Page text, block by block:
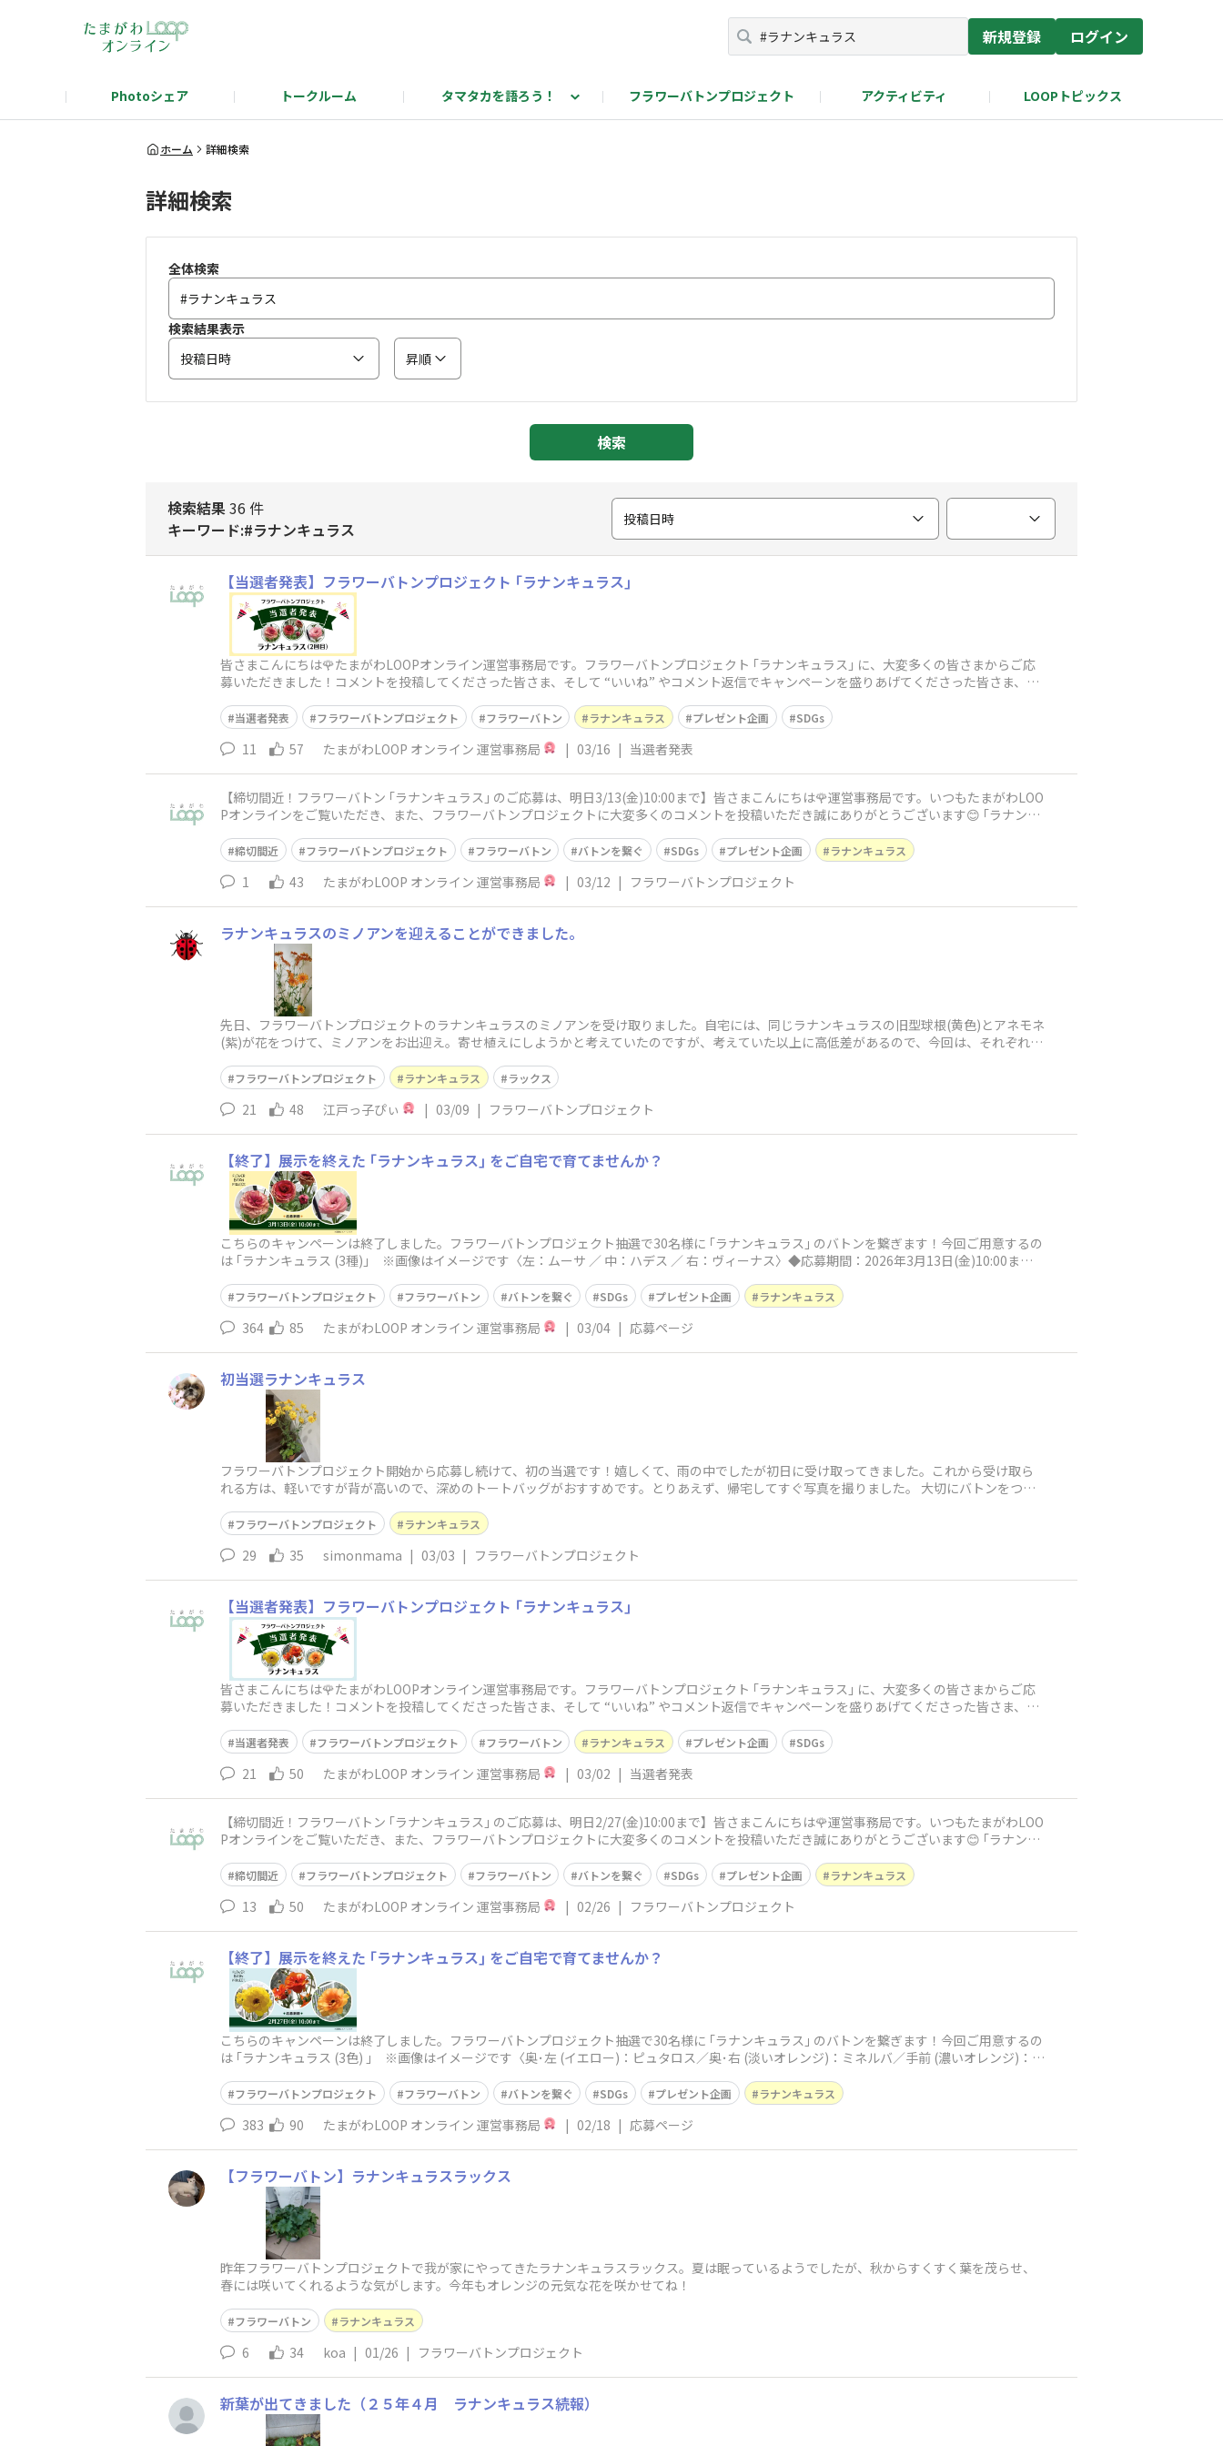
新規登録 ログイン
Photoシェア トークルーム タマタカを語ろう！
タマタカを語ろう！テーマ発表
フラワーバトンプロジェクト アクティビティ LOOPトピックス
ホーム 詳細検索
詳細検索
全体検索
検索結果表示
投稿日時
昇順
検索
検索結果36 件
キーワード:#ラナンキュラス
投稿日時
【当選者発表】フラワーバトンプロジェクト ｢ラナンキュラス｣
皆さまこんにちは🌹たまがわLOOPオンライン運営事務局です。フラワーバトンプロジェクト ｢ラナンキュラス｣ に、大変多くの皆さまからご応
募いただきました！​コメントを投稿してくださった皆さま、そして “いいね” やコメント返信でキャンペーンを盛りあげてくださった皆さま、本
当選者発表 フラワーバトンプロジェクト フラワーバトン ラナンキュラス プレゼント企画 SDGs
11 57 たまがわLOOP オンライン 運営事務局 | 03/16 | 当選者発表
【締切間近！フラワーバトン ｢ラナンキュラス｣ のご応募は、明日3/13(金)10:00まで】皆さまこんにちは🌹運営事務局です。いつもたまがわLOO
Pオンラインをご覧いただき、また、フラワーバトンプロジェクトに大変多くのコメントを投稿いただき誠にありがとうございます😊 ｢ラナンキ
締切間近 フラワーバトンプロジェクト フラワーバトン バトンを繋ぐ SDGs プレゼント企画 ラナンキュラス
1 43 たまがわLOOP オンライン 運営事務局 | 03/12 | フラワーバトンプロジェクト
ラナンキュラスのミノアンを迎えることができました。
先日、フラワーバトンプロジェクトのラナンキュラスのミノアンを受け取りました。自宅には、同じラナンキュラスの旧型球根(黄色)とアネモネ
(紫)が花をつけて、ミノアンをお出迎え。寄せ植えにしようかと考えていたのですが、考えていた以上に高低差があるので、今回は、それぞれ別
フラワーバトンプロジェクト ラナンキュラス ラックス
21 48 江戸っ子ぴぃ | 03/09 | フラワーバトンプロジェクト
【終了】展示を終えた ｢ラナンキュラス｣ をご自宅で育てませんか？
こちらのキャンペーンは終了しました。フラワーバトンプロジェクト抽選で30名様に ｢ラナンキュラス｣ のバトンを繋ぎます！今回ご用意するの
は ｢ラナンキュラス (3種)｣ ※画像はイメージです〈左：ムーサ ／ 中：ハデス ／ 右：ヴィーナス〉◆応募期間：2026年3月13日(金)10:00まで
フラワーバトンプロジェクト フラワーバトン バトンを繋ぐ SDGs プレゼント企画 ラナンキュラス
364 85 たまがわLOOP オンライン 運営事務局 | 03/04 | 応募ページ
初当選ラナンキュラス
フラワーバトンプロジェクト開始から応募し続けて、初の当選です！嬉しくて、雨の中でしたが初日に受け取ってきました。これから受け取ら
れる方は、軽いですが背が高いので、深めのトートバッグがおすすめです。とりあえず、帰宅してすぐ写真を撮りました。 大切にバトンをつな
フラワーバトンプロジェクト ラナンキュラス
29 35 simonmama | 03/03 | フラワーバトンプロジェクト
【当選者発表】フラワーバトンプロジェクト ｢ラナンキュラス｣
皆さまこんにちは🌹たまがわLOOPオンライン運営事務局です。フラワーバトンプロジェクト ｢ラナンキュラス｣ に、大変多くの皆さまからご応
募いただきました！コメントを投稿してくださった皆さま、そして “いいね” やコメント返信でキャンペーンを盛りあげてくださった皆さま、本
当選者発表 フラワーバトンプロジェクト フラワーバトン ラナンキュラス プレゼント企画 SDGs
21 50 たまがわLOOP オンライン 運営事務局 | 03/02 | 当選者発表
【締切間近！フラワーバトン ｢ラナンキュラス｣ のご応募は、明日2/27(金)10:00まで】皆さまこんにちは🌹運営事務局です。いつもたまがわLOO
Pオンラインをご覧いただき、また、フラワーバトンプロジェクトに大変多くのコメントを投稿いただき誠にありがとうございます😊 ｢ラナンキ
締切間近 フラワーバトンプロジェクト フラワーバトン バトンを繋ぐ SDGs プレゼント企画 ラナンキュラス
13 50 たまがわLOOP オンライン 運営事務局 | 02/26 | フラワーバトンプロジェクト
【終了】展示を終えた ｢ラナンキュラス｣ をご自宅で育てませんか？
こちらのキャンペーンは終了しました。フラワーバトンプロジェクト抽選で30名様に ｢ラナンキュラス｣ のバトンを繋ぎます！今回ご用意するの
は ｢ラナンキュラス (3色) ｣ ※画像はイメージです〈奥･左 (イエロー)：ピュタロス／奥･右 (淡いオレンジ)：ミネルバ／手前 (濃いオレンジ)：ミ
フラワーバトンプロジェクト フラワーバトン バトンを繋ぐ SDGs プレゼント企画 ラナンキュラス
383 90 たまがわLOOP オンライン 運営事務局 | 02/18 | 応募ページ
【フラワーバトン】ラナンキュラスラックス
昨年フラワーバトンプロジェクトで我が家にやってきたラナンキュラスラックス。夏は眠っているようでしたが、秋からすくすく葉を茂らせ、
春には咲いてくれるような気がします。今年もオレンジの元気な花を咲かせてね！
フラワーバトン ラナンキュラス
6 34 koa | 01/26 | フラワーバトンプロジェクト
新葉が出てきました（２５年４月 ラナンキュラス続報）